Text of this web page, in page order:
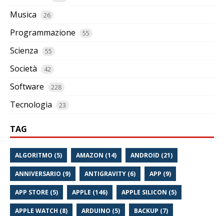
Musica 26
Programmazione 55
Scienza 55
Società 42
Software 228
Tecnologia 23
TAG
ALGORITMO (5) AMAZON (14) ANDROID (21)
ANNIVERSARIO (9) ANTIGRAVITY (6) APP (9)
APP STORE (5) APPLE (146) APPLE SILICON (5)
APPLE WATCH (8) ARDUINO (5) BACKUP (7)